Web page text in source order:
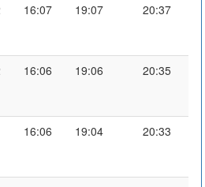
16:07 19:07 20:37
16:06 19:06 20:35
16:06 19:04 20:33